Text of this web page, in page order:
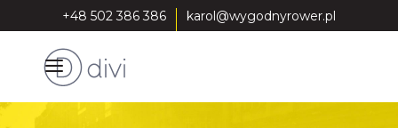
+48 502 386 386 karol@wygodnyrower.pl